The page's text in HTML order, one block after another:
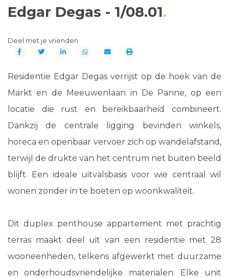
Edgar Degas - 1/08.01
Deel met je vrienden
Residentie Edgar Degas verrijst op de hoek van de
Markt en de Meeuwenlaan in De Panne, op een
locatie die rust en bereikbaarheid combineert.
Dankzij de centrale ligging bevinden winkels,
horeca en openbaar vervoer zich op wandelafstand,
terwijl de drukte van het centrum net buiten beeld
blijft. Een ideale uitvalsbasis voor wie centraal wil
wonen zonder in te boeten op woonkwaliteit.
Dit duplex penthouse appartement met prachtig
terras maakt deel uit van een residentie met 28
wooneenheden, telkens afgewerkt met duurzame
en onderhoudsvriendelijke materialen. Elke unit